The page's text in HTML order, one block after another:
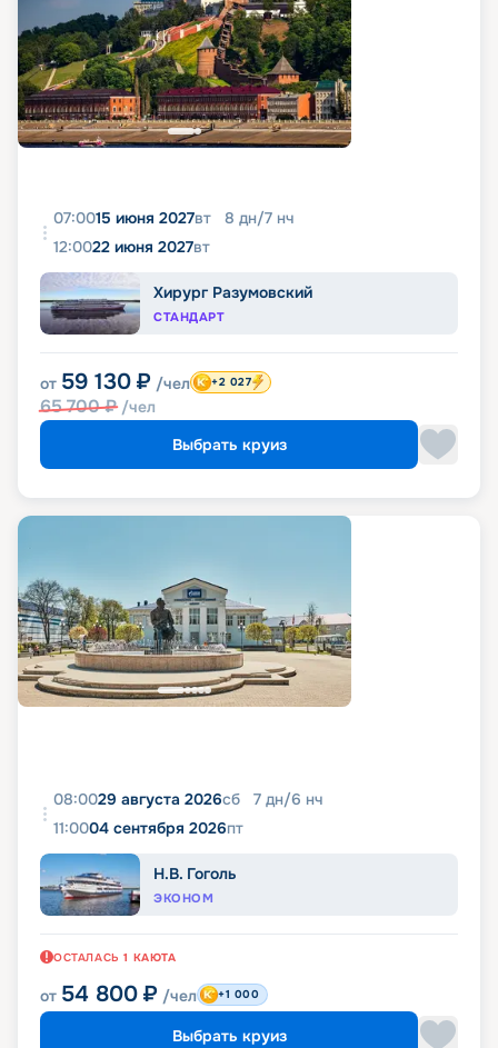
07:0015 июня 2027вт 8 дн/7 нч
12:0022 июня 2027вт
Хирург Разумовский
СТАНДАРТ
от 59 130 ₽ /чел
65 700₽ /чел
+2 027
Выбрать круиз
08:0029 августа 2026сб 7 дн/6 нч
11:0004 сентября 2026пт
Н.В. Гоголь
ЭКОНОМ
ОСТАЛАСЬ 1 КАЮТА
от 54 800 ₽ /чел +1 000
Выбрать круиз